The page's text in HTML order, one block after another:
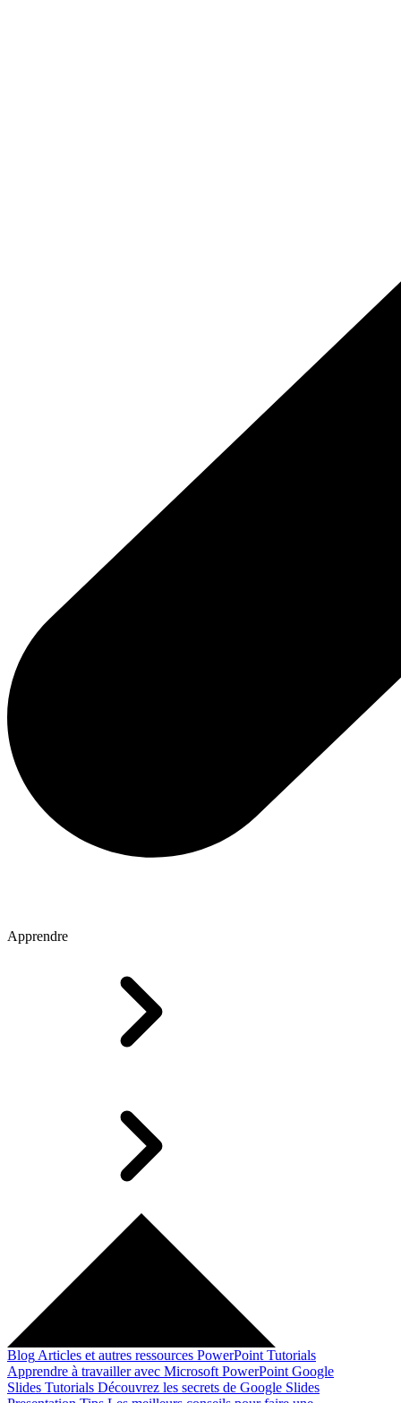
Apprendre
Blog Articles et autres ressources PowerPoint Tutorials
Apprendre à travailler avec Microsoft PowerPoint Google
Slides Tutorials Découvrez les secrets de Google Slides